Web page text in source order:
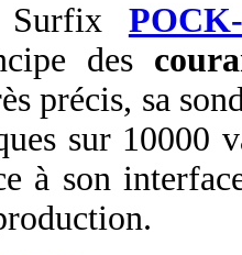
des
précis, sa
sur 10000
à son